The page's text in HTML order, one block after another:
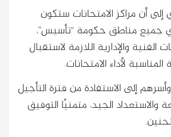
إلى أن مراكز الامتحانات ستكون
جميع مناطق حكومة “تأسيس”،
الفنية والإدارية اللازمة لاستقبال
لأداء الامتحانات.
إلى الاستفادة من فترة التأجيل
والاستعداد الجيد، متمنيًا التوفيق